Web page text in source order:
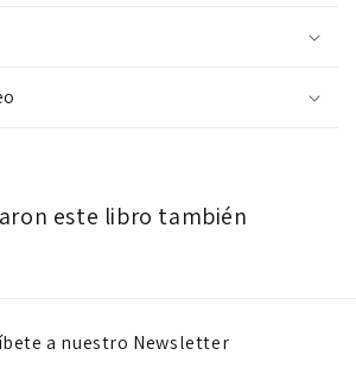
este libro también
a nuestro Newsletter